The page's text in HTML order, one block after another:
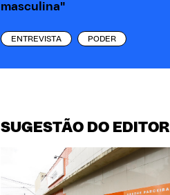
masculina"
ENTREVISTA PODER
SUGESTÃO DO EDITOR